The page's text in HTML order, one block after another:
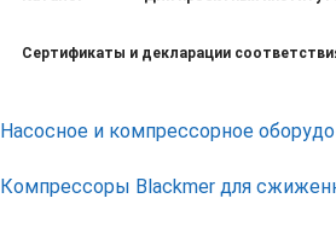
Сертификаты и декларации
Насосное и компрессорное
Компрессоры Blackmer для